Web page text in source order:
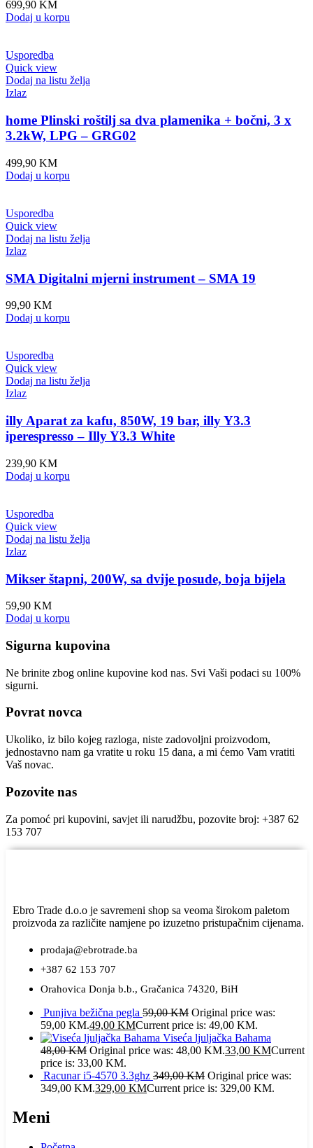
699,90 KM
Dodaj u korpu
Usporedba
Quick view
Dodaj na listu želja
Izlaz
home Plinski roštilj sa dva plamenika + bočni, 3 x
3.2kW, LPG – GRG02
499,90 KM
Dodaj u korpu
Usporedba
Quick view
Dodaj na listu želja
Izlaz
SMA Digitalni mjerni instrument – SMA 19
99,90 KM
Dodaj u korpu
Usporedba
Quick view
Dodaj na listu želja
Izlaz
illy Aparat za kafu, 850W, 19 bar, illy Y3.3
iperespresso – Illy Y3.3 White
239,90 KM
Dodaj u korpu
Usporedba
Quick view
Dodaj na listu želja
Izlaz
Mikser štapni, 200W, sa dvije posude, boja bijela
59,90 KM
Dodaj u korpu
Sigurna kupovina
Ne brinite zbog online kupovine kod nas. Svi Vaši podaci su 100%
sigurni.
Povrat novca
Ukoliko, iz bilo kojeg razloga, niste zadovoljni proizvodom,
jednostavno nam ga vratite u roku 15 dana, a mi ćemo Vam vratiti
Vaš novac.
Pozovite nas
Za pomoć pri kupovini, savjet ili narudžbu, pozovite broj: +387 62
153 707
Ebro Trade d.o.o je savremeni shop sa veoma širokom paletom
proizvoda za različite namjene po izuzetno pristupačnim cijenama.
prodaja@ebrotrade.ba
+387 62 153 707
Orahovica Donja b.b., Gračanica 74320, BiH
Punjiva bežična pegla 59,00KM Original price was:
59,00 KM.49,00 KMCurrent price is: 49,00 KM.
Viseća ljuljačka Bahama
48,00KM Original price was: 48,00 KM.33,00 KMCurrent
price is: 33,00 KM.
Racunar i5-4570 3.3ghz 349,00KM Original price was:
349,00 KM.329,00 KMCurrent price is: 329,00 KM.
Meni